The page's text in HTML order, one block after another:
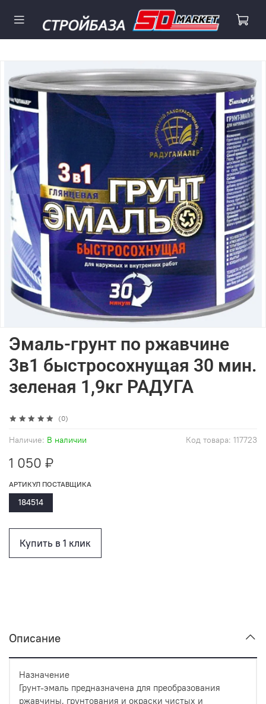
(0)
Код товара: 117723
Наличие: В наличии
Эмаль-грунт по ржавчине
3в1 быстросохнущая 30 мин.
зеленая 1,9кг РАДУГА
1 050 ₽
Купить в 1 клик
АРТИКУЛ ПОСТАВЩИКА
184514
Описание
Назначение
Грунт-эмаль предназначена для преобразования
ржавчины, грунтования и окраски чистых и